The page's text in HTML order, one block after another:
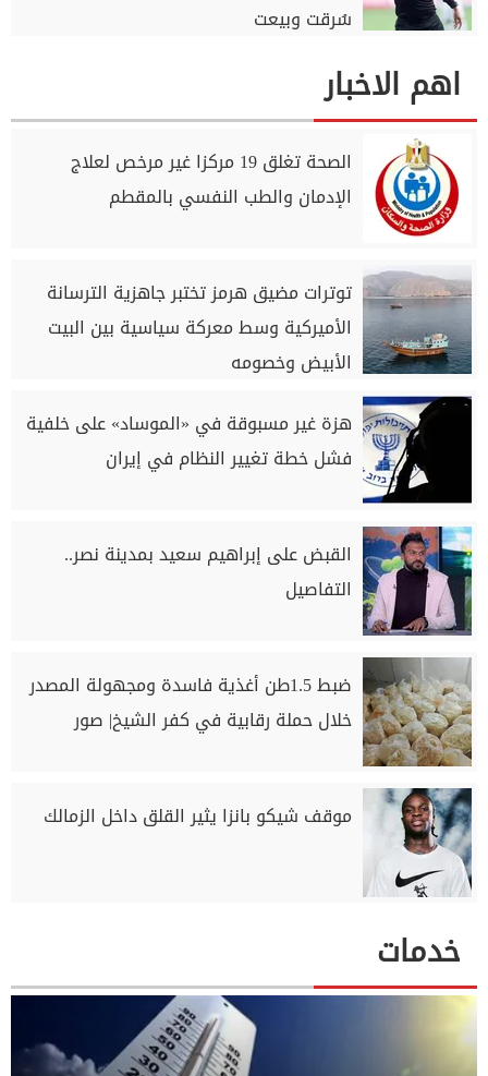
سُرقت وبيعت
اهم الاخبار
الصحة تغلق 19 مركزا غير مرخص لعلاج
الإدمان والطب النفسي بالمقطم
توترات مضيق هرمز تختبر جاهزية الترسانة
الأميركية وسط معركة سياسية بين البيت
الأبيض وخصومه
هزة غير مسبوقة في «الموساد» على خلفية
فشل خطة تغيير النظام في إيران
القبض على إبراهيم سعيد بمدينة نصر..
التفاصيل
ضبط 1.5طن أغذية فاسدة ومجهولة المصدر
خلال حملة رقابية في كفر الشيخ| صور
موقف شيكو بانزا يثير القلق داخل الزمالك
خدمات